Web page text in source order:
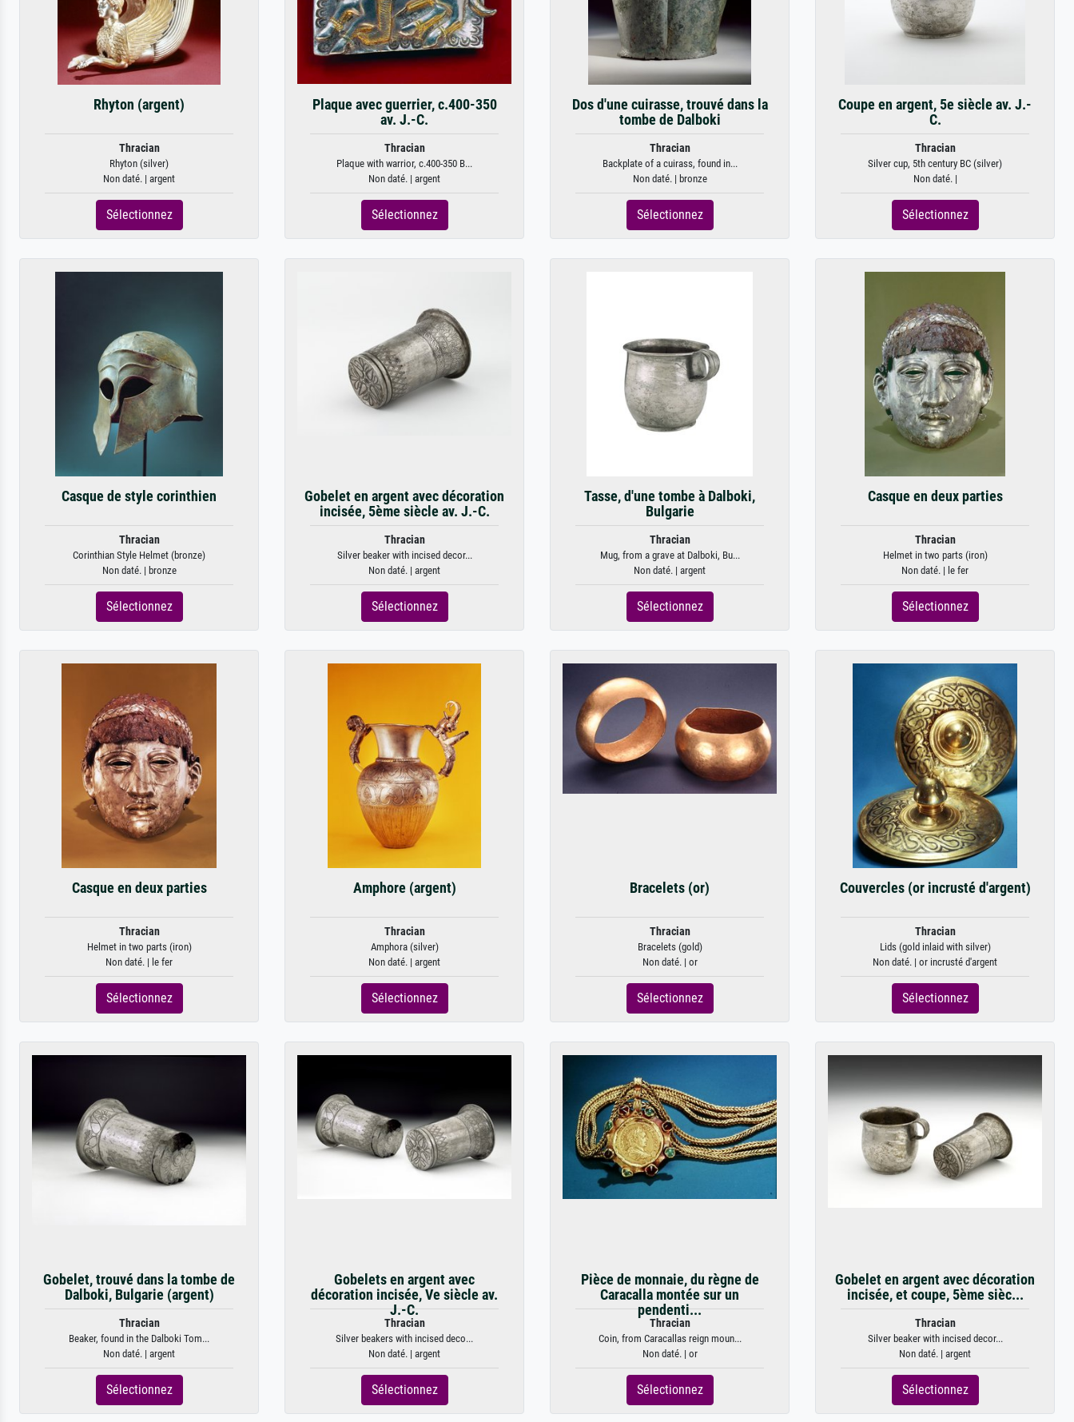
Rhyton (argent)
Thracian
Rhyton (silver)
Non daté. | argent
Sélectionnez
Plaque avec guerrier, c.400-350
av. J.-C.
Thracian
Plaque with warrior, c.400-350 B...
Non daté. | argent
Sélectionnez
Dos d'une cuirasse, trouvé dans la
tombe de Dalboki
Thracian
Backplate of a cuirass, found in...
Non daté. | bronze
Sélectionnez
Coupe en argent, 5e siècle av. J.-
C.
Thracian
Silver cup, 5th century BC (silver)
Non daté. |
Sélectionnez
Casque de style corinthien
Thracian
Corinthian Style Helmet (bronze)
Non daté. | bronze
Sélectionnez
Gobelet en argent avec décoration
incisée, 5ème siècle av. J.-C.
Thracian
Silver beaker with incised decor...
Non daté. | argent
Sélectionnez
Tasse, d'une tombe à Dalboki,
Bulgarie
Thracian
Mug, from a grave at Dalboki, Bu...
Non daté. | argent
Sélectionnez
Casque en deux parties
Thracian
Helmet in two parts (iron)
Non daté. | le fer
Sélectionnez
Casque en deux parties
Thracian
Helmet in two parts (iron)
Non daté. | le fer
Sélectionnez
Amphore (argent)
Thracian
Amphora (silver)
Non daté. | argent
Sélectionnez
Bracelets (or)
Thracian
Bracelets (gold)
Non daté. | or
Sélectionnez
Couvercles (or incrusté d'argent)
Thracian
Lids (gold inlaid with silver)
Non daté. | or incrusté d'argent
Sélectionnez
Gobelet, trouvé dans la tombe de
Dalboki, Bulgarie (argent)
Thracian
Beaker, found in the Dalboki Tom...
Non daté. | argent
Sélectionnez
Gobelets en argent avec
décoration incisée, Ve siècle av.
J.-C.
Thracian
Silver beakers with incised deco...
Non daté. | argent
Sélectionnez
Pièce de monnaie, du règne de
Caracalla montée sur un
pendenti...
Thracian
Coin, from Caracallas reign moun...
Non daté. | or
Sélectionnez
Gobelet en argent avec décoration
incisée, et coupe, 5ème sièc...
Thracian
Silver beaker with incised decor...
Non daté. | argent
Sélectionnez